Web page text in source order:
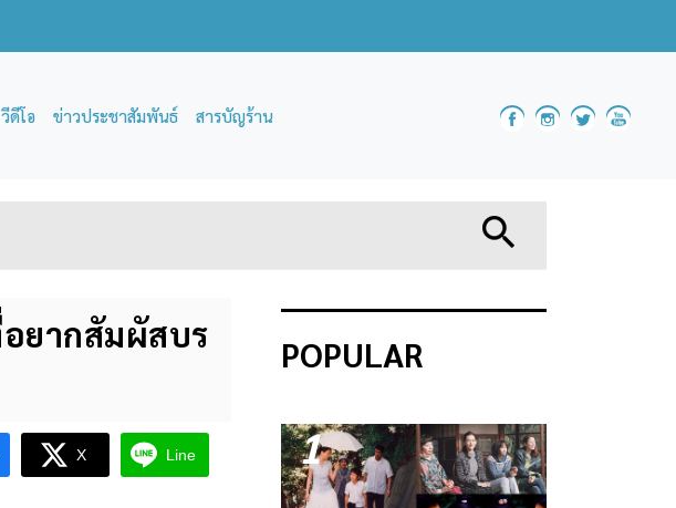
วีดีโอ ข่าวประชาสัมพันธ์ สารบัญร้าน
ยากสัมผัสบร
X Line
POPULAR
1